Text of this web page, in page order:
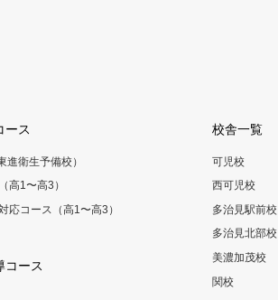
ース
進衛生予備校）
高1〜高3）
応コース（高1〜高3）
コース
校舎一覧
可児校
西可児校
多治見駅前校
多治見北部校
美濃加茂校
関校